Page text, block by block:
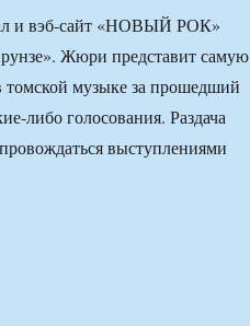
и вэб-сайт «НОВЫЙ РОК»
Жюри представит самую
томской музыке за прошедший
либо голосования. Раздача
выступлениями